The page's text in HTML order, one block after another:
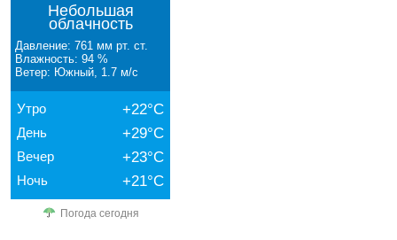
Небольшая
облачность
Давление: 761 мм рт. ст.
Влажность: 94 %
Ветер: Южный, 1.7 м/с
Утро +22°C
День +29°C
Вечер +23°C
Ночь +21°C
Погода сегодня